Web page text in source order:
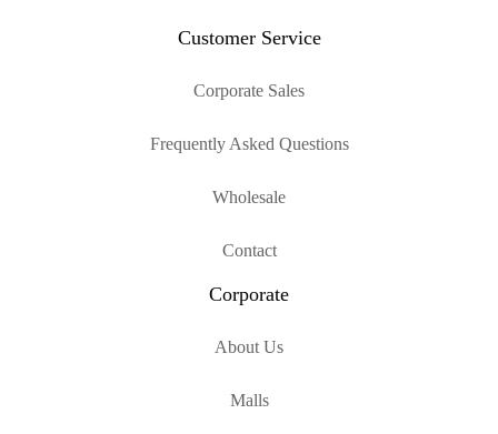
Customer Service
Corporate Sales
Frequently Asked Questions
Wholesale
Contact
Corporate
About Us
Malls